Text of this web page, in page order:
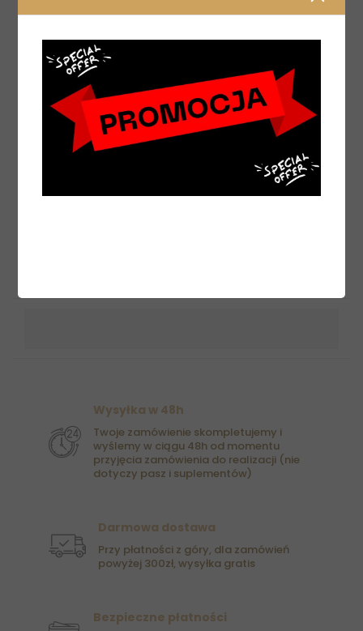
Pasta z selenem dla lepszej kondycji
mięśniowej Kadans Selen Plus
Wysyłka w 48h
Twoje zamówienie skompletujemy i
wyślemy w ciągu 48h od momentu
przyjęcia zamówienia do realizacji (nie
dotyczy pasz i suplementów)
Darmowa dostawa
Przy płatności z góry, dla zamówień
powyżej 300zł, wysyłka gratis
Bezpieczne płatności